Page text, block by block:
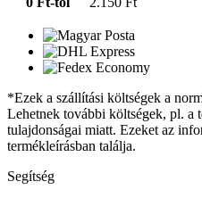
*Ezek a szállítási költségek a
Lehetnek további költségek, pl. a
tulajdonságai miatt. Ezeket az
termékleírásban találja.
Segítség